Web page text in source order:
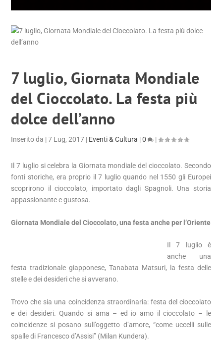
7 luglio, Giornata Mondiale
del Cioccolato. La festa più
dolce dell’anno
Inserito da |7 Lug, 2017 | Eventi & Cultura |0 |
Il 7 luglio si celebra la Giornata mondiale del cioccolato. Secondo
fonti storiche, era proprio il 7 luglio quando nel 1550 gli Europei
scoprirono il cioccolato, importato dagli Spagnoli. Una storia
appassionante e gustosa.
Giornata Mondiale del Cioccolato, una festa anche per l’Oriente
Il 7 luglio è
anche una
festa tradizionale giapponese, Tanabata Matsuri, la festa delle
stelle e dei desideri che si avverano.
Trovo che sia una coincidenza straordinaria: festa del cioccolato
e dei desideri. Quando si ama – ed io amo il cioccolato – le
coincidenze si posano sull’oggetto d’amore, “come uccelli sulle
spalle di Francesco d’Assisi” (Milan Kundera).